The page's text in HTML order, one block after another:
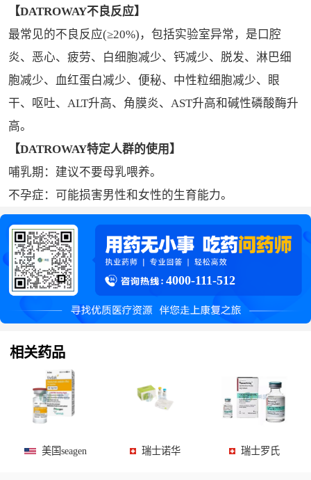
【DATROWAY不良反应】
最常见的不良反应(≥20%)，包括实验室异常，是口腔
炎、恶心、疲劳、白细胞减少、钙减少、脱发、淋巴细
胞减少、血红蛋白减少、便秘、中性粒细胞减少、眼
干、呕吐、ALT升高、角膜炎、AST升高和碱性磷酸酶升
高。
【DATROWAY特定人群的使用】
哺乳期：建议不要母乳喂养。
不孕症：可能损害男性和女性的生育能力。
4000-111-512
相关药品
美国seagen 瑞士诺华 瑞士罗氏